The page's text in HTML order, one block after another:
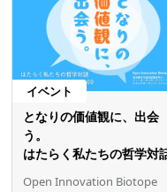
イベント
となりの価値観に、出会
う。
はたらく私たちの哲学対
Open Innovation Biotope